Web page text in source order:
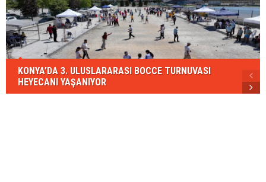
KONYA’DA 3. ULUSLARARASI BOCCE TURNUVASI
HEYECANI YAŞANIYOR